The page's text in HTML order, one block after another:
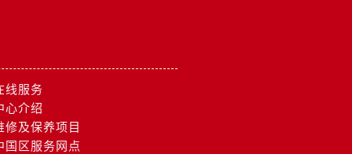
线服务
心介绍
修及保养项目
国区服务网点